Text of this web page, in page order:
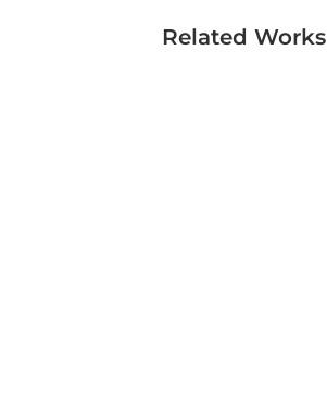
Related Works